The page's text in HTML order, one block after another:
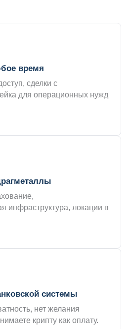
время
сделки с
для операционных нужд
инфраструктура, локации в
системы
нет желания
крипту как оплату.